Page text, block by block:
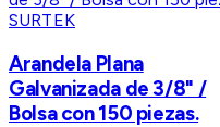
SURTEK
Arandela Plana
Galvanizada de 3/8" /
Bolsa con 150 piezas.